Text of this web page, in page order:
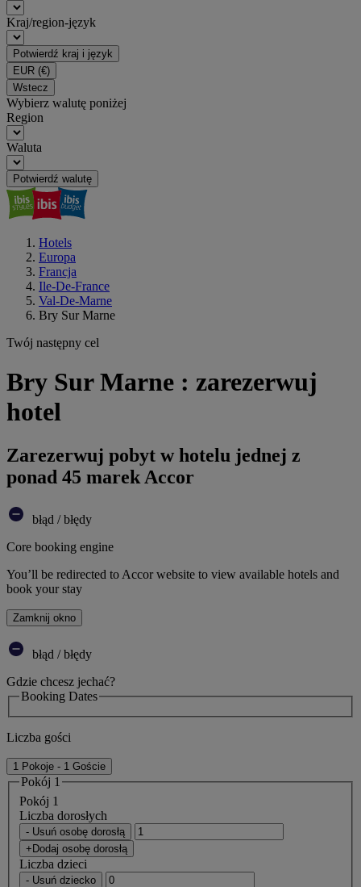
Kraj/region-język
Potwierdź kraj i język
EUR (€)
Wstecz
Wybierz walutę poniżej
Region
Waluta
Potwierdź walutę
Hotels
Europa
Francja
Ile-De-France
Val-De-Marne
Bry Sur Marne
Twój następny cel
Bry Sur Marne : zarezerwuj
hotel
Zarezerwuj pobyt w hotelu jednej z
ponad 45 marek Accor
błąd / błędy
Core booking engine
You’ll be redirected to Accor website to view available hotels and
book your stay
Zamknij okno
błąd / błędy
Gdzie chcesz jechać?
Booking Dates
Liczba gości
1 Pokoje - 1 Goście
Pokój 1
Pokój 1
Liczba dorosłych
- Usuń osobę dorosłą
+Dodaj osobę dorosłą
Liczba dzieci
- Usuń dziecko